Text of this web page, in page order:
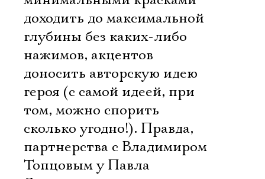
доходить до максимальной
глубины без каких-либо
нажимов, акцентов
доносить авторскую идею
героя (с самой идеей, при
том, можно спорить
сколько угодно!). Правда,
партнерства с Владимиром
Топцовым у Павла